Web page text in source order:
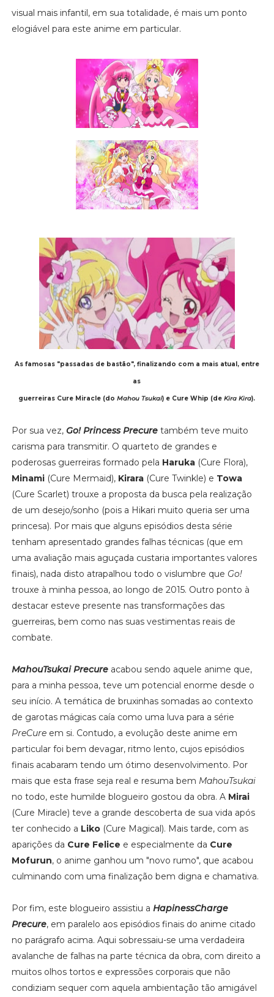
visual mais infantil, em sua totalidade, é mais um ponto
elogiável para este anime em particular.
As famosas "passadas de bastão", finalizando com a mais atual, entre
as
guerreiras Cure Miracle (doMahou Tsukai) e Cure Whip (deKira Kira).
Por sua vez, Go! Princess Precuretambém teve muito
carisma para transmitir. O quarteto de grandes e
poderosas guerreiras formado pela Haruka(Cure Flora),
Minami(Cure Mermaid), Kirara(Cure Twinkle) e Towa
(Cure Scarlet) trouxe a proposta da busca pela realização
de um desejo/sonho (pois a Hikari muito queria ser uma
princesa). Por mais que alguns episódios desta série
tenham apresentado grandes falhas técnicas (que em
uma avaliação mais aguçada custaria importantes valores
finais), nada disto atrapalhou todo o vislumbre que Go!
trouxe à minha pessoa, ao longo de 2015. Outro ponto à
destacar esteve presente nas transformações das
guerreiras, bem como nas suas vestimentas reais de
combate.
MahouTsukai Precureacabou sendo aquele anime que,
para a minha pessoa, teve um potencial enorme desde o
seu início. A temática de bruxinhas somadas ao contexto
de garotas mágicas caía como uma luva para a série
PreCureem si. Contudo, a evolução deste anime em
particular foi bem devagar, ritmo lento, cujos episódios
finais acabaram tendo um ótimo desenvolvimento. Por
mais que esta frase seja real e resuma bem MahouTsukai
no todo, este humilde blogueiro gostou da obra. A Mirai
(Cure Miracle) teve a grande descoberta de sua vida após
ter conhecido a Liko(Cure Magical). Mais tarde, com as
aparições da Cure Felice e especialmente da Cure
Mofurun, o anime ganhou um "novo rumo", que acabou
culminando com uma finalização bem digna e chamativa.
Por fim, este blogueiro assistiu a HapinessCharge
Precure, em paralelo aos episódios finais do anime citado
no parágrafo acima. Aqui sobressaiu-se uma verdadeira
avalanche de falhas na parte técnica da obra, com direito a
muitos olhos tortos e expressões corporais que não
condiziam sequer com aquela ambientação tão amigável